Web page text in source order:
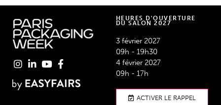
HEURES D'OUVERTURE
DU SALON 2027
3 février 2027
09h - 19h30
4 février 2027
09h - 17h
ACTIVER LE RAPPEL